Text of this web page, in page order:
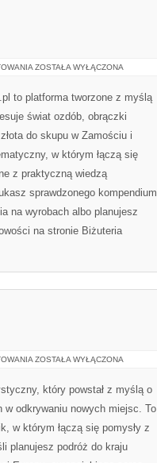
TRENDY
ZOSTAŁA WYŁĄCZONA
to platforma tworzone z myślą
świat ozdób, obrączki
do skupu w Zamościu i
w którym łączą się
z praktyczną wiedzą
sprawdzonego kompendium
na wyrobach albo planujesz
na stronie Biżuteria
CZECHY
ZOSTAŁA WYŁĄCZONA
który powstał z myślą o
w odkrywaniu nowych miejsc. To
w którym łączą się pomysły z
planujesz podróż do kraju